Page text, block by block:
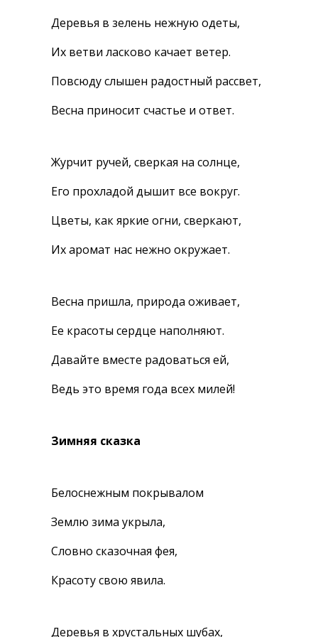
Деревья в зелень нежную одеты,
Их ветви ласково качает ветер.
Повсюду слышен радостный рассвет,
Весна приносит счастье и ответ.
Журчит ручей, сверкая на солнце,
Его прохладой дышит все вокруг.
Цветы, как яркие огни, сверкают,
Их аромат нас нежно окружает.
Весна пришла, природа оживает,
Ее красоты сердце наполняют.
Давайте вместе радоваться ей,
Ведь это время года всех милей!
Зимняя сказка
Белоснежным покрывалом
Землю зима укрыла,
Словно сказочная фея,
Красоту свою явила.
Деревья в хрустальных шубах,